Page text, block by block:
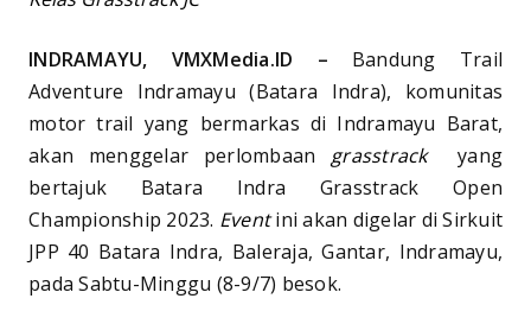
INDRAMAYU, VMXMedia.ID – Bandung Trail
Adventure Indramayu (Batara Indra), komunitas
motor trail yang bermarkas di Indramayu Barat,
akan menggelar perlombaan grasstrack
yang
bertajuk Batara Indra Grasstrack Open
Championship 2023. Eventini akan digelar di Sirkuit
JPP 40 Batara Indra, Baleraja, Gantar, Indramayu,
pada Sabtu-Minggu (8-9/7) besok.